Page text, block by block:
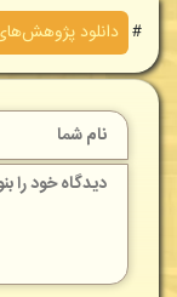
＃ دانلود